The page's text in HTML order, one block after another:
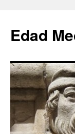
contenido
Edad